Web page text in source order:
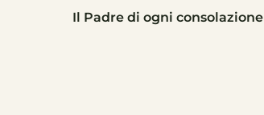
Il Padre di ogni consolazione